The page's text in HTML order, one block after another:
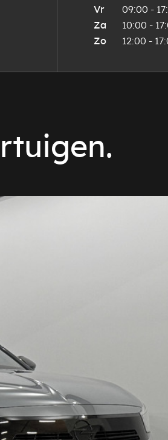
Vr
09:00 -
Za
10:00 -
Zo
12:00 -